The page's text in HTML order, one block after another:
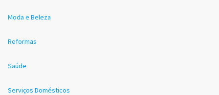
Moda e Beleza
Reformas
Saúde
Serviços Domésticos